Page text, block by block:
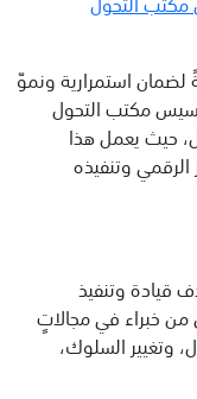
لضمان استمرارية ونموّ
مكتب التحول
حيث يعمل هذا
وتنفيذه
وتنفيذ
من خبراء في مجالاتٍ
وتغيير السلوك،